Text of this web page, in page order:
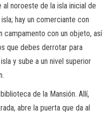
noroeste de la isla inicial de
hay un comerciante con
campamento con un objeto, así
que debes derrotar para
y sube a un nivel superior
de la Mansión. Allí,
abre la puerta que da al